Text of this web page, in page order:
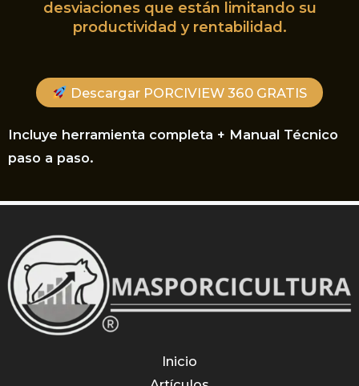
desviaciones que están limitando su
productividad y rentabilidad.
Descargar PORCIVIEW 360 GRATIS
Incluye herramienta completa + Manual Técnico
paso a paso.
Inicio